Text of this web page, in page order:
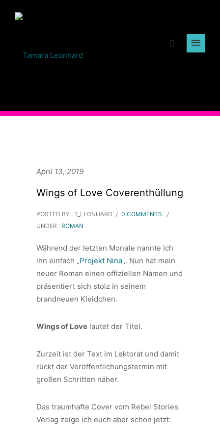
April 13, 2019
Wings of Love Coverenthüllung
POSTED BY : T_LEONHARD / 0 COMMENTS
/
UNDER : ROMAN
Während der letzten Monate nannte ich
ihn einfach „Projekt Nina„. Nun hat mein
neuer Roman einen offiziellen Namen und
präsentiert sich stolz in seinem
brandneuen Kleidchen.
Wings of Love lautet der Titel.
Zurzeit ist der Text im Lektorat und damit
rückt der Veröffentlichungstermin mit
großen Schritten näher.
Das traumhafte Cover vom Rebel Stories
Verlag zeige ich euch aber schon jetzt: